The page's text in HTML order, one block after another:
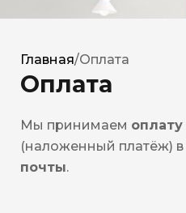
Главная/Оплата
Оплата
Мы принимаем
(наложенный платёж) в
почты.